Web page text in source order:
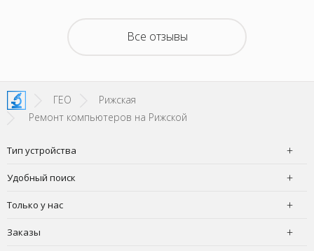
Все отзывы
ГЕО
Рижская
Ремонт компьютеров на Рижской
Тип устройства
Удобный поиск
Только у нас
Заказы